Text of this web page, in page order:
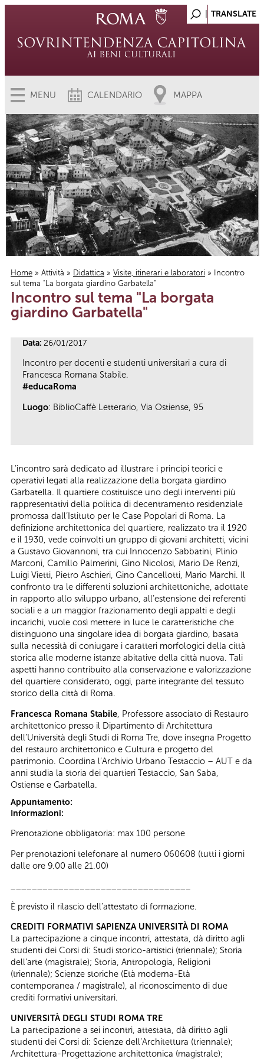
MENU CALENDARIO MAPPA
Tu sei qui
Home » Attività » Didattica » Visite, itinerari e laboratori » Incontro
sul tema "La borgata giardino Garbatella"
Incontro sul tema "La borgata
giardino Garbatella"
Data: 26/01/2017
Incontro per docenti e studenti universitari a cura di
Francesca Romana Stabile.
#educaRoma
Luogo: BiblioCaffè Letterario, Via Ostiense, 95
L’incontro sarà dedicato ad illustrare i principi teorici e
operativi legati alla realizzazione della borgata giardino
Garbatella. Il quartiere costituisce uno degli interventi più
rappresentativi della politica di decentramento residenziale
promossa dall’Istituto per le Case Popolari di Roma. La
definizione architettonica del quartiere, realizzato tra il 1920
e il 1930, vede coinvolti un gruppo di giovani architetti, vicini
a Gustavo Giovannoni, tra cui Innocenzo Sabbatini, Plinio
Marconi, Camillo Palmerini, Gino Nicolosi, Mario De Renzi,
Luigi Vietti, Pietro Aschieri, Gino Cancellotti, Mario Marchi. Il
confronto tra le differenti soluzioni architettoniche, adottate
in rapporto allo sviluppo urbano, all’estensione dei referenti
sociali e a un maggior frazionamento degli appalti e degli
incarichi, vuole così mettere in luce le caratteristiche che
distinguono una singolare idea di borgata giardino, basata
sulla necessità di coniugare i caratteri morfologici della città
storica alle moderne istanze abitative della città nuova. Tali
aspetti hanno contribuito alla conservazione e valorizzazione
del quartiere considerato, oggi, parte integrante del tessuto
storico della città di Roma.
Francesca Romana Stabile, Professore associato di Restauro
architettonico presso il Dipartimento di Architettura
dell’Università degli Studi di Roma Tre, dove insegna Progetto
del restauro architettonico e Cultura e progetto del
patrimonio. Coordina l’Archivio Urbano Testaccio – AUT e da
anni studia la storia dei quartieri Testaccio, San Saba,
Ostiense e Garbatella.
Appuntamento:
Informazioni:
Prenotazione obbligatoria: max 100 persone
Per prenotazioni telefonare al numero 060608 (tutti i giorni
dalle ore 9.00 alle 21.00)
È previsto il rilascio dell’attestato di formazione.
CREDITI FORMATIVI SAPIENZA UNIVERSITÀ DI ROMA
La partecipazione a cinque incontri, attestata, dà diritto agli
studenti dei Corsi di: Studi storico-artistici (triennale); Storia
dell’arte (magistrale); Storia, Antropologia, Religioni
(triennale); Scienze storiche (Età moderna-Età
contemporanea / magistrale), al riconoscimento di due
crediti formativi universitari.
UNIVERSITÀ DEGLI STUDI ROMA TRE
La partecipazione a sei incontri, attestata, dà diritto agli
studenti dei Corsi di: Scienze dell’Architettura (triennale);
Architettura-Progettazione architettonica (magistrale);